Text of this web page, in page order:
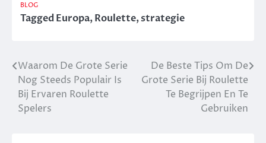
BLOG
TaggedEuropa,Roulette,strategie
Post
navigation
Waarom De Grote Serie
Nog Steeds Populair Is
Bij Ervaren Roulette
Spelers
De Beste Tips Om De
Grote Serie Bij Roulette
Te Begrijpen En Te
Gebruiken